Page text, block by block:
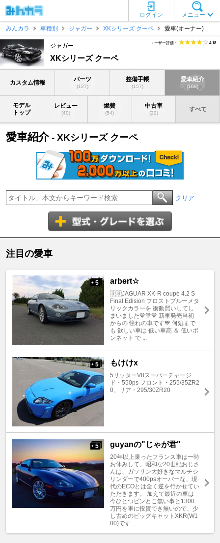
メニュー
ログイン
みんカラ
車種別 ジャガー XKシリーズ クーペ 愛車(オーナー)
ジャガー
XKシリーズ クーペ
ユーザー評価： 4.18
カスタム情報 パーツ
(127)
整備手帳
(157)
愛車紹介
(169)
モデル
トップ
レビュー
(40)
燃費
(54)
中古車
(20)
すべて
愛車紹介- XKシリーズ クーペ
クリア
注目の愛車
+ 5 arbert☆
🇬🇧JAGUAR XK-R coupé 4.2 S
Final Edision フロストブルーメタ
リックカラーを 衝動買いしてし
まいました💙💚💙 新車発売当初
からの 憧れの車です💙 何処まで
も 欲しい車は 低い車高 ＆ 低いボ
ンネット で ...
+ 5 もけけx
5リッターV8スーパーチャージ
ド・550ps フロント・255/35ZR2
0、リア・295/30ZR20
+ 5 guyanの"じゃが君"
20年以上乗ったフランス車は一時
お休みして、昭和な20世紀おじさ
んは、ガソリン大好きなマルチシ
リンダーで400psオーバーな、現
代のECOとは全く逆を行かせてい
ただきます。 加えて最近の車は
今ひとつピンとこ無い事と1300
万円を車に投資でき無いので、少
し古めのビッグキャットXKR(W1
00)です ...